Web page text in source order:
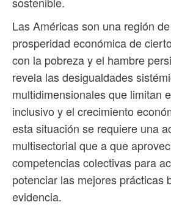
Las Américas son una región
prosperidad económica de
con la pobreza y el hambre
revela las desigualdades
multidimensionales que limitan
inclusivo y el crecimiento
esta situación se requiere una
multisectorial que a que
competencias colectivas para
potenciar las mejores prácticas
evidencia.